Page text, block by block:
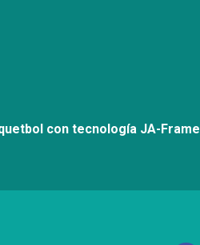
con tecnología JA-Frame